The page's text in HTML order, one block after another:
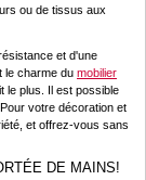
ou de tissus aux
et d'une
le charme du mobilier
le plus. Il est possible
. Pour votre décoration et
et offrez-vous sans
DE MAINS!